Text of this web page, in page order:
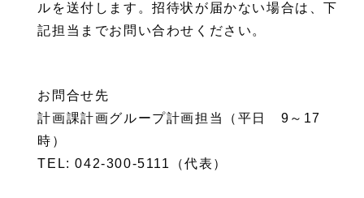
ルを送付します。招待状が届かない場合は、下
記担当までお問い合わせください。
お問合せ先
計画課計画グループ計画担当（平日 9～17
時）
TEL: 042-300-5111（代表）